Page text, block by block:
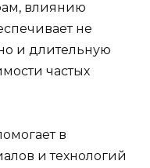
влиянию
не
и длительную
частых
в
и технологий